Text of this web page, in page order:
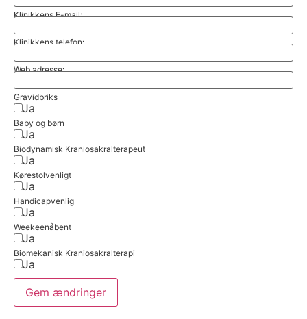
Klinikkens E-mail:
Klinikkens telefon:
Web adresse:
Gravidbriks
Ja
Baby og børn
Ja
Biodynamisk Kraniosakralterapeut
Ja
Kørestolvenligt
Ja
Handicapvenlig
Ja
Weekeenåbent
Ja
Biomekanisk Kraniosakralterapi
Ja
Gem ændringer